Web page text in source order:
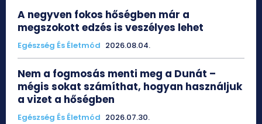
A negyven fokos hőségben már a
megszokott edzés is veszélyes lehet
Egészség És Életmód 2026.08.04.
Nem a fogmosás menti meg a Dunát –
mégis sokat számíthat, hogyan használjuk
a vizet a hőségben
Egészség És Életmód 2026.07.30.